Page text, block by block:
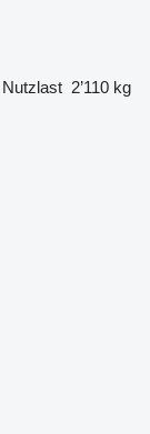
Nutzlast 2’110 kg